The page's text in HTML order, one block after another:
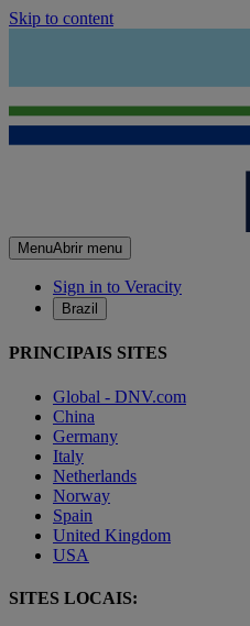
Skip to content
MenuAbrir menu
Sign in to Veracity
Brazil
PRINCIPAIS SITES
Global - DNV.com
China
Germany
Italy
Netherlands
Norway
Spain
United Kingdom
USA
SITES LOCAIS: